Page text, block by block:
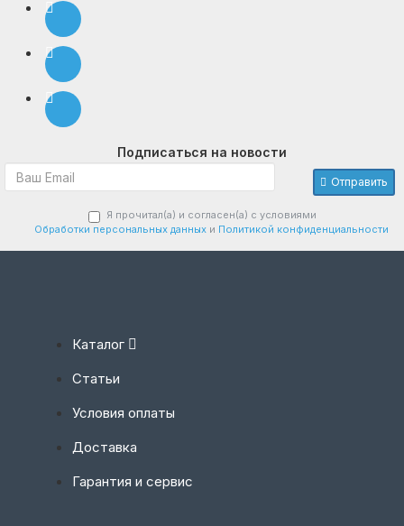
Подписаться на новости
Отправить
Я прочитал(а) и согласен(а) с условиями
Обработки персональных данныхи Политикой конфиденциальности
Каталог
Статьи
Условия оплаты
Доставка
Гарантия и сервис